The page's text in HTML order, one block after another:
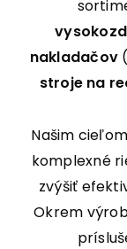
nakladačov
stroje na
Našim
komplexné
zvýšiť
Okrem